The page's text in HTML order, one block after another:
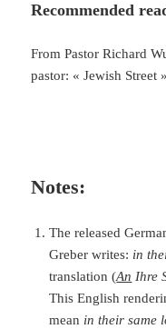
Recommended
From Pastor Richard
pastor: « Jewish Street
Notes:
The released
Greber writes: in
translation (An Ihre
This English
mean in their same